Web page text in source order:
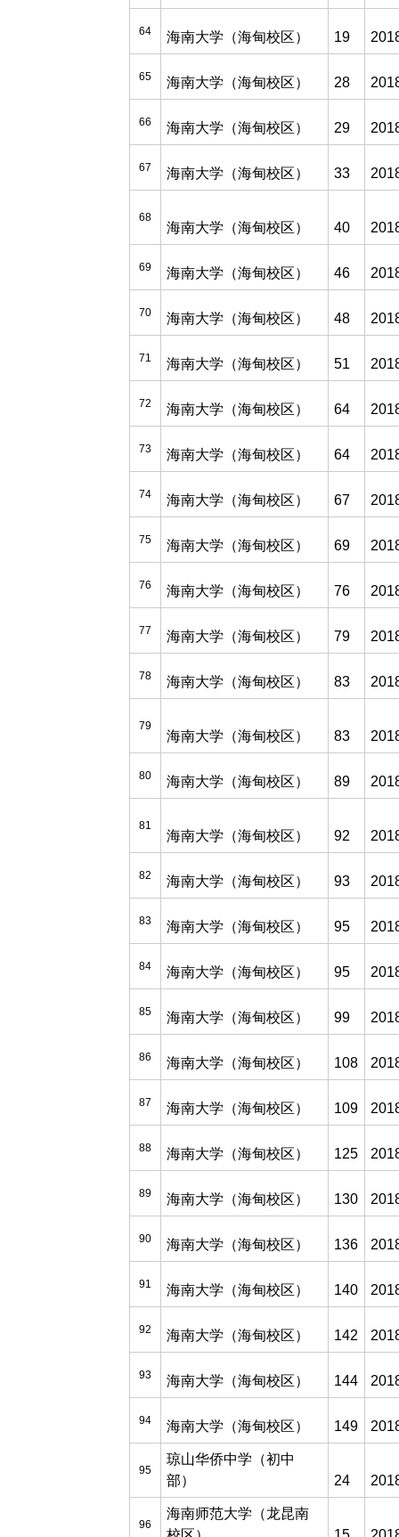
64 海南大学（海甸校区） 19
65 海南大学（海甸校区） 28
66 海南大学（海甸校区） 29
67 海南大学（海甸校区） 33
68
海南大学（海甸校区） 40
69 海南大学（海甸校区） 46
70 海南大学（海甸校区） 48
71 海南大学（海甸校区） 51
72 海南大学（海甸校区） 64
73 海南大学（海甸校区） 64
74 海南大学（海甸校区） 67
75 海南大学（海甸校区） 69
76 海南大学（海甸校区） 76
77 海南大学（海甸校区） 79
78 海南大学（海甸校区） 83
79
海南大学（海甸校区） 83
80 海南大学（海甸校区） 89
81
海南大学（海甸校区） 92
82 海南大学（海甸校区） 93
83 海南大学（海甸校区） 95
84 海南大学（海甸校区） 95
85 海南大学（海甸校区） 99
86 海南大学（海甸校区） 108
87 海南大学（海甸校区） 109
88 海南大学（海甸校区） 125
89 海南大学（海甸校区） 130
90 海南大学（海甸校区） 136
91 海南大学（海甸校区） 140
92 海南大学（海甸校区） 142
93 海南大学（海甸校区） 144
94 海南大学（海甸校区） 149
95
琼山华侨中学（初中
部）
24
96
海南师范大学（龙昆南